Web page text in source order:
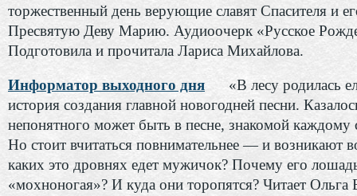
торжественный день верующие славят Спасителя и
Пресвятую Деву Марию. Аудиоочерк «Русское
Подготовила и прочитала Лариса Михайлова.
Информатор выходного дня
«В лесу родилась
история создания главной новогодней песни.
непонятного может быть в песне, знакомой каждому
Но стоит вчитаться повнимательнее — и возникают
каких это дровнях едет мужичок? Почему его
«мохноногая»? И куда они торопятся? Читает Ольга